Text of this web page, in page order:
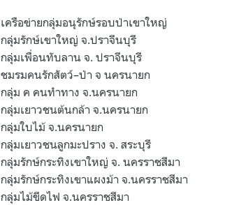
เครือข่ายกลุ่มอนุรักษ์รอบป่าเขาใหญ่
กลุ่มรักษ์เขาใหญ่ จ.ปราจีนบุรี
กลุ่มเพื่อนทับลาน จ. ปราจีนบุรี
ชมรมคนรักสัตว์–ป่า จ นครนายก
กลุ่ม ค คนทำทาง จ.นครนายก
กลุ่มเยาวชนต้นกล้า จ.นครนายก
กลุ่มใบไม้ จ.นครนายก
กลุ่มเยาวชนลูกมะปราง จ. สระบุรี
กลุ่มรักษ์กระทิงเขาใหญ่ จ. นครราชสีมา
กลุ่มรักษ์กระทิงเขาแผงม้า จ.นครราชสีมา
กลุ่มไม้ขีดไฟ จ.นครราชสีมา